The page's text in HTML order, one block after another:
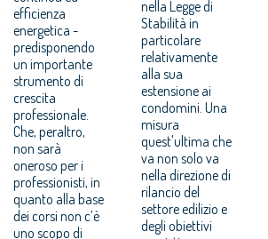
efficienza
energetica -
predisponendo
un importante
strumento di
crescita
professionale.
Che, peraltro,
non sarà
oneroso per i
professionisti, in
quanto alla base
dei corsi non c’è
uno scopo di
nella Legge di
Stabilità in
particolare
relativamente
alla sua
estensione ai
condomini. Una
misura
quest'ultima che
va non solo va
nella direzione di
rilancio del
settore edilizio e
degli obiettivi